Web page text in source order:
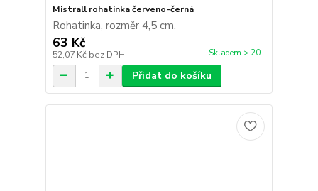
Mistrall rohatinka červeno-černá
Rohatinka, rozměr 4,5 cm.
63 Kč
52,07 Kč bez DPH Skladem > 20
Přidat do košíku